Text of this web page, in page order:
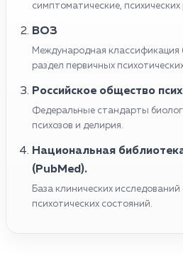
симптоматические, психических
ВОЗ
Международная классификация
раздел первичных
Российское общество
Федеральные стандарты
психозов и делирия.
Национальная
(PubMed).
База клинических
психотических состояний.